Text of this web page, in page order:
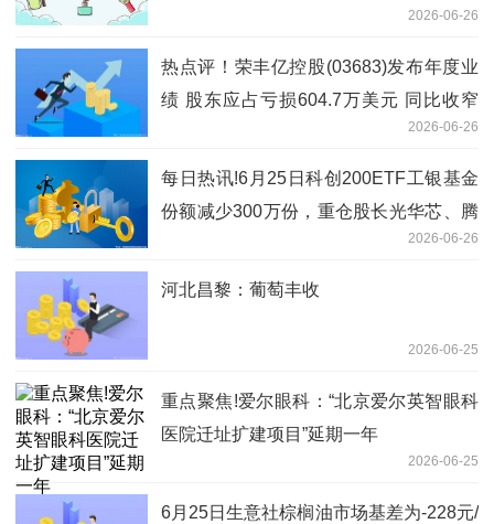
2026-06-26
热点评！荣丰亿控股(03683)发布年度业
绩 股东应占亏损604.7万美元 同比收窄
2026-06-26
每日热讯!6月25日科创200ETF工银基金
份额减少300万份，重仓股长光华芯、腾
2026-06-26
河北昌黎：葡萄丰收
2026-06-25
重点聚焦!爱尔眼科：“北京爱尔英智眼科
医院迁址扩建项目”延期一年
2026-06-25
6月25日生意社棕榈油市场基差为-228元/